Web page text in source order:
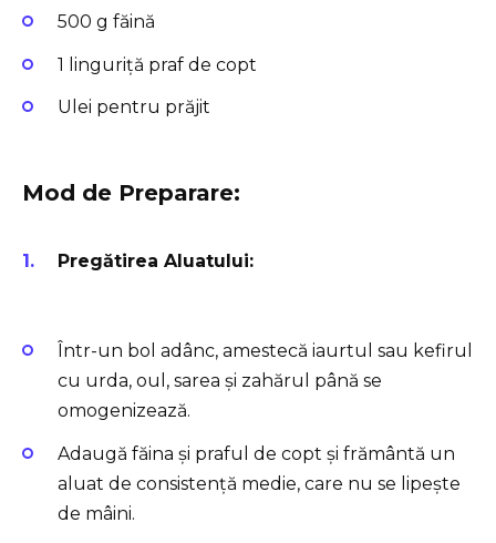
500 g făină
1 linguriță praf de copt
Ulei pentru prăjit
Mod de Preparare:
Pregătirea Aluatului:
Într-un bol adânc, amestecă iaurtul sau kefirul
cu urda, oul, sarea și zahărul până se
omogenizează.
Adaugă făina și praful de copt și frământă un
aluat de consistență medie, care nu se lipește
de mâini.